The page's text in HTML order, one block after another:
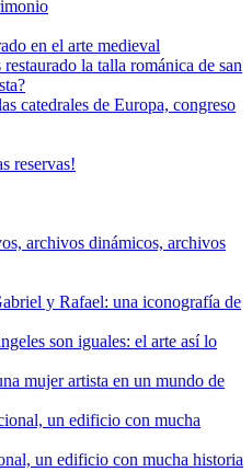
en el arte medieval
la talla románica de san
catedrales de Europa, congreso
reservas!
archivos dinámicos, archivos
y Rafael: una iconografía de
son iguales: el arte así lo
mujer artista en un mundo de
un edificio con mucha
un edificio con mucha historia